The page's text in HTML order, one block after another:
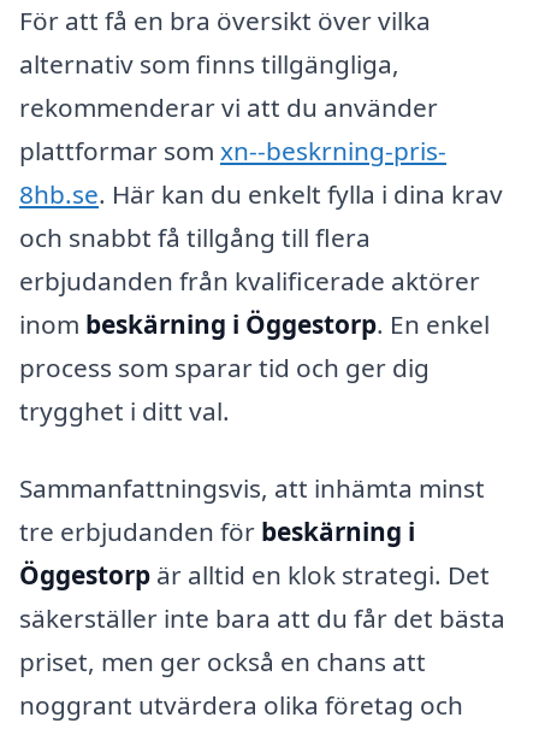
För att få en bra översikt över vilka
alternativ som finns tillgängliga,
rekommenderar vi att du använder
plattformar som xn--beskrning-pris-
8hb.se. Här kan du enkelt fylla i dina krav
och snabbt få tillgång till flera
erbjudanden från kvalificerade aktörer
inom beskärning i Öggestorp. En enkel
process som sparar tid och ger dig
trygghet i ditt val.
Sammanfattningsvis, att inhämta minst
tre erbjudanden för beskärning i
Öggestorp är alltid en klok strategi. Det
säkerställer inte bara att du får det bästa
priset, men ger också en chans att
noggrant utvärdera olika företag och